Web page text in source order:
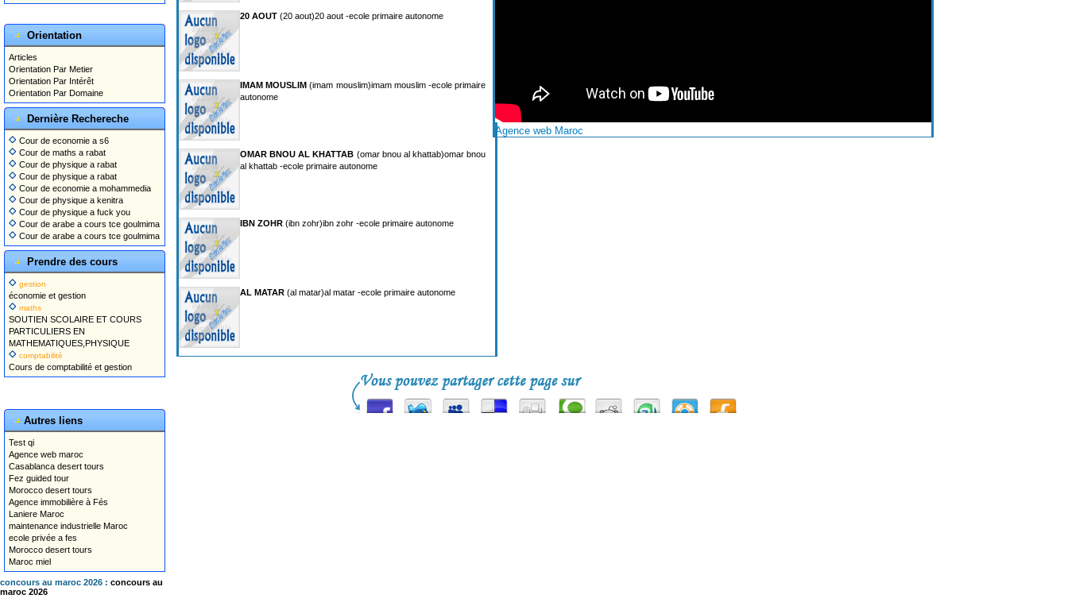
Orientation
Articles
Orientation Par Metier
Orientation Par Intérêt
Orientation Par Domaine
Dernière Rechereche
Cour de economie a s6
Cour de maths a rabat
Cour de physique a rabat
Cour de physique a rabat
Cour de economie a mohammedia
Cour de physique a kenitra
Cour de physique a fuck you
Cour de arabe a cours tce goulmima
Cour de arabe a cours tce goulmima
Prendre des cours
gestion
économie et gestion
maths
SOUTIEN SCOLAIRE ET COURS
PARTICULIERS EN
MATHEMATIQUES,PHYSIQUE
comptabilité
Cours de comptabilité et gestion
Autres liens
Test qi
Agence web maroc
Casablanca desert tours
Fez guided tour
Morocco desert tours
Agence immobilière à Fés
Laniere Maroc
maintenance industrielle Maroc
ecole privée a fes
Morocco desert tours
Maroc miel
concours au maroc 2026 : concours au
maroc 2026
20 AOUT (20 aout)20 aout -ecole primaire autonome
IMAM MOUSLIM (imam mouslim)imam mouslim -ecole primaire
autonome
OMAR BNOU AL KHATTAB (omar bnou al khattab)omar bnou
al khattab -ecole primaire autonome
IBN ZOHR (ibn zohr)ibn zohr -ecole primaire autonome
AL MATAR (al matar)al matar -ecole primaire autonome
Agence web Maroc